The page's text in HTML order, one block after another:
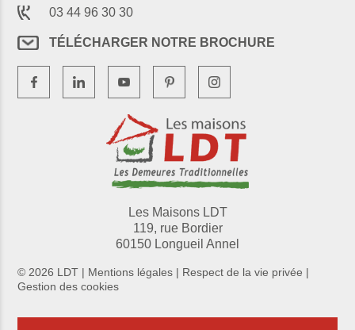
03 44 96 30 30
TÉLÉCHARGER NOTRE BROCHURE
Les Maisons LDT
119, rue Bordier
60150 Longueil Annel
© 2026 LDT | Mentions légales | Respect de la vie privée |
Gestion des cookies